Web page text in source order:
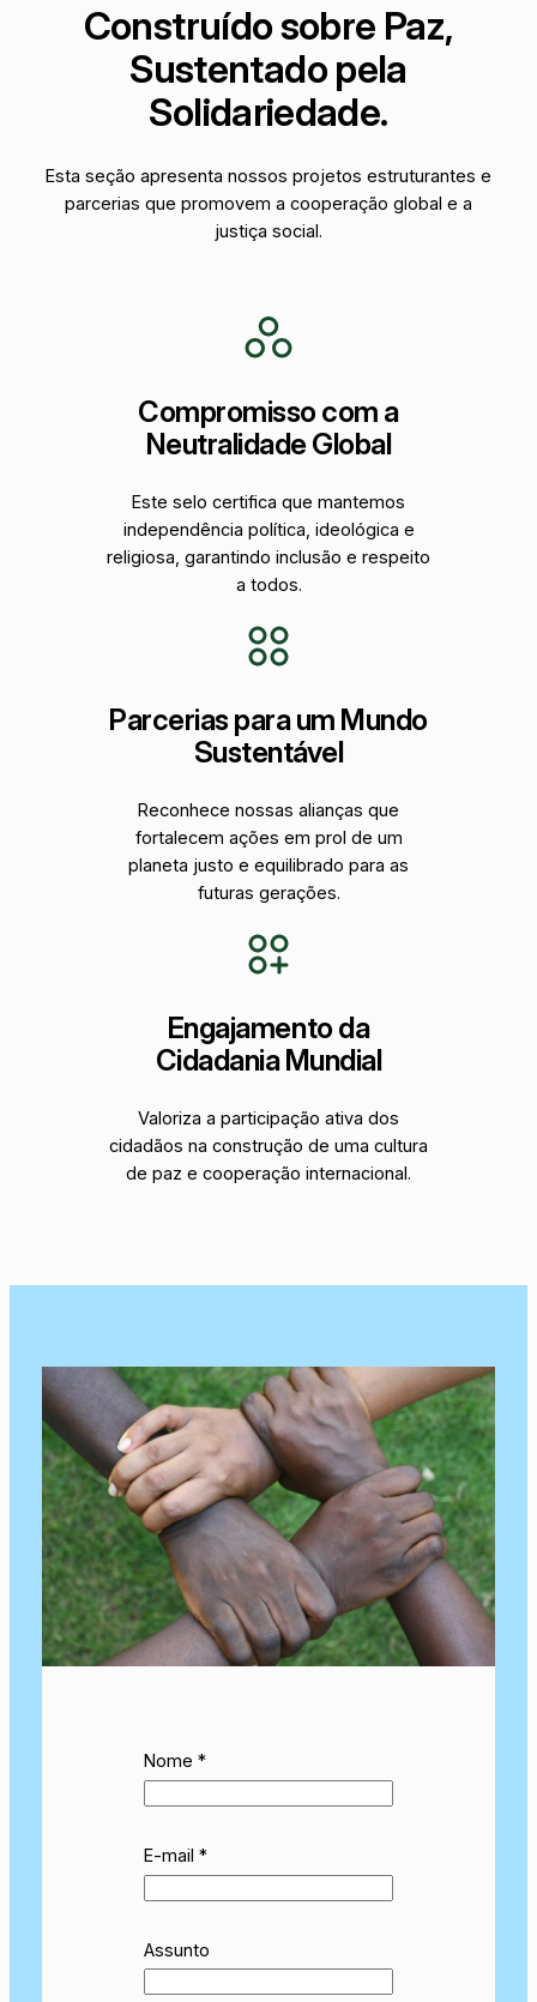
Construído sobre Paz,
Sustentado pela
Solidariedade.
Esta seção apresenta nossos projetos estruturantes e
parcerias que promovem a cooperação global e a
justiça social.
Compromisso com a
Neutralidade Global
Este selo certifica que mantemos
independência política, ideológica e
religiosa, garantindo inclusão e respeito
a todos.
Parcerias para um Mundo
Sustentável
Reconhece nossas alianças que
fortalecem ações em prol de um
planeta justo e equilibrado para as
futuras gerações.
Engajamento da
Cidadania Mundial
Valoriza a participação ativa dos
cidadãos na construção de uma cultura
de paz e cooperação internacional.
Nome *
E-mail *
s
Assunto